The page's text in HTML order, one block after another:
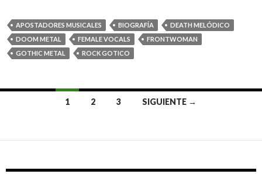
APOSTADORES MUSICALES BIOGRAFÍA
DEATH MELÓDICO
DOOM METAL
FEMALE VOCALS
FRONTWOMAN
GOTHIC METAL
ROCK GOTICO
a
1 2 3 SIGUIENTE →